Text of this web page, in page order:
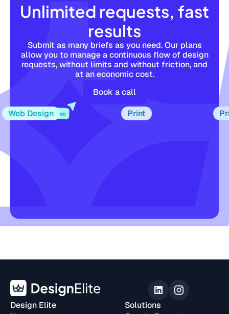
Unlimited requests, fast
results
Submit as many briefs as you need. Our plans
allow you to manage a continuous flow of design
requests, without limits and without friction, and
at an economic cost.
Book a call
Design
Print Print
Design Elite
Solutions